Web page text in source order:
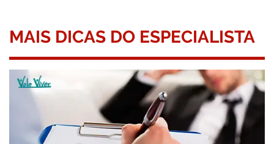
MAIS DICAS DO ESPECIALISTA